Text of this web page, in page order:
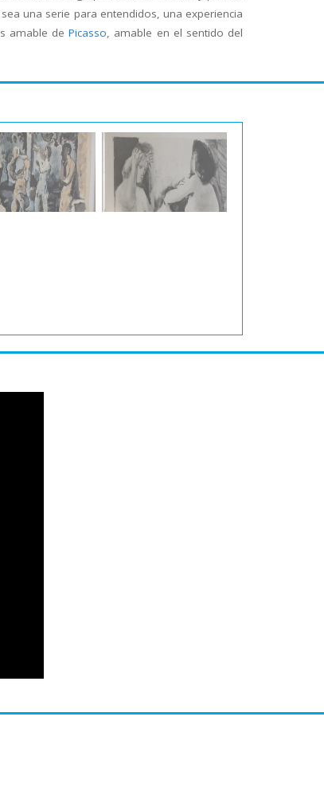
una serie para entendidos, una experiencia
amable dePicasso, amable en el sentido del